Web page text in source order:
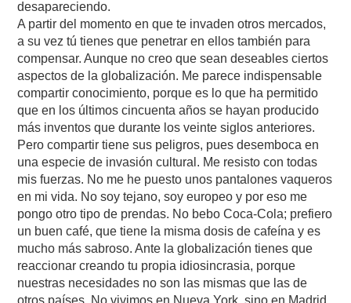
desapareciendo.
A partir del momento en que te invaden otros mercados,
a su vez tú tienes que penetrar en ellos también para
compensar. Aunque no creo que sean deseables ciertos
aspectos de la globalización. Me parece indispensable
compartir conocimiento, porque es lo que ha permitido
que en los últimos cincuenta años se hayan producido
más inventos que durante los veinte siglos anteriores.
Pero compartir tiene sus peligros, pues desemboca en
una especie de invasión cultural. Me resisto con todas
mis fuerzas. No me he puesto unos pantalones vaqueros
en mi vida. No soy tejano, soy europeo y por eso me
pongo otro tipo de prendas. No bebo Coca-Cola; prefiero
un buen café, que tiene la misma dosis de cafeína y es
mucho más sabroso. Ante la globalización tienes que
reaccionar creando tu propia idiosincrasia, porque
nuestras necesidades no son las mismas que las de
otros países. No vivimos en Nueva York, sino en Madrid,